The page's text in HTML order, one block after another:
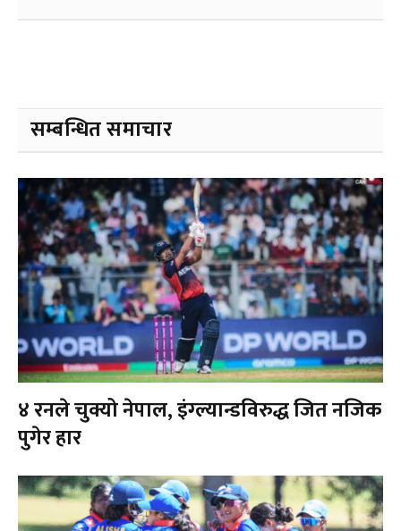
सम्बन्धित समाचार
४ रनले चुक्यो नेपाल, इंग्ल्यान्डविरुद्ध जित नजिक
पुगेर हार